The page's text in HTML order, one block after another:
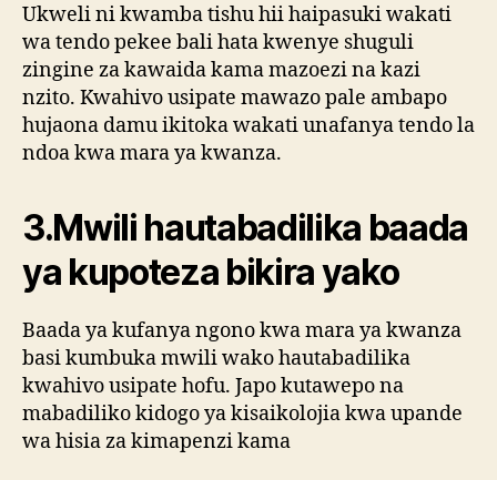
Ukweli ni kwamba tishu hii haipasuki wakati
wa tendo pekee bali hata kwenye shuguli
zingine za kawaida kama mazoezi na kazi
nzito. Kwahivo usipate mawazo pale ambapo
hujaona damu ikitoka wakati unafanya tendo la
ndoa kwa mara ya kwanza.
3.Mwili hautabadilika baada
ya kupoteza bikira yako
Baada ya kufanya ngono kwa mara ya kwanza
basi kumbuka mwili wako hautabadilika
kwahivo usipate hofu. Japo kutawepo na
mabadiliko kidogo ya kisaikolojia kwa upande
wa hisia za kimapenzi kama